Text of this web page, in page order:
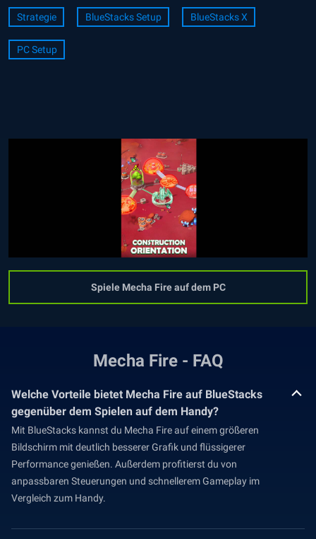
Strategie BlueStacks Setup BlueStacks X
PC Setup
Spiele Mecha Fire auf dem PC
Mecha Fire - FAQ
Welche Vorteile bietet Mecha Fire auf BlueStacks
gegenüber dem Spielen auf dem Handy?
Mit BlueStacks kannst du Mecha Fire auf einem größeren
Bildschirm mit deutlich besserer Grafik und flüssigerer
Performance genießen. Außerdem profitierst du von
anpassbaren Steuerungen und schnellerem Gameplay im
Vergleich zum Handy.